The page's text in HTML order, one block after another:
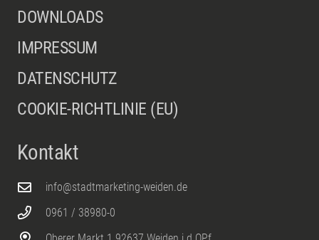
DOWNLOADS
IMPRESSUM
DATENSCHUTZ
COOKIE-RICHTLINIE (EU)
Kontakt
info@stadtmarketing-weiden.de
0961 / 38980-0